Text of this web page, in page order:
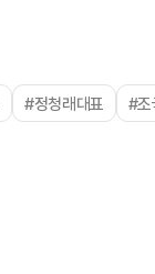
#정청래대표 #조